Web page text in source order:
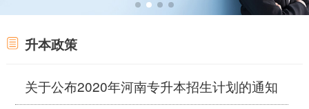
升本政策
关于公布2020年河南专升本招生计划的通知